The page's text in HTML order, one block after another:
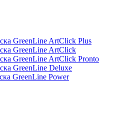
GreenLine ArtClick Plus
GreenLine ArtClick
GreenLine ArtClick Pronto
GreenLine Deluxe
GreenLine Power